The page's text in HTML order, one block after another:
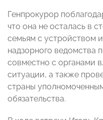
Генпрокурор
что она не осталась в
семьям с устройством
надзорного ведомства
совместно с органами
ситуации, а также
страны
обязательства.